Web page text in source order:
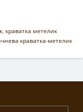
, краватка метелик
краватка-метелик